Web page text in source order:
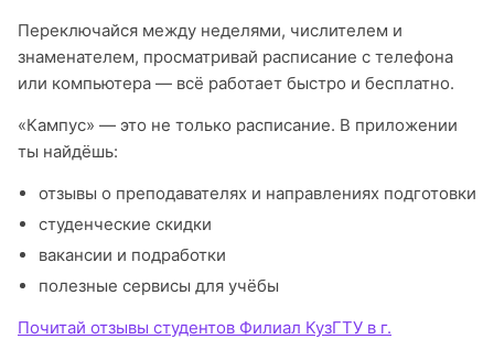
Переключайся между неделями, числителем и
знаменателем, просматривай расписание с телефона
или компьютера — всё работает быстро и бесплатно.
«Кампус» — это не только расписание. В приложении
ты найдёшь:
отзывы о преподавателях и направлениях подготовки
студенческие скидки
вакансии и подработки
полезные сервисы для учёбы
Почитай отзывы студентов Филиал КузГТУ в г.